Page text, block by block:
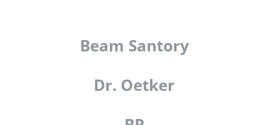
Beam Santory
Dr. Oetker